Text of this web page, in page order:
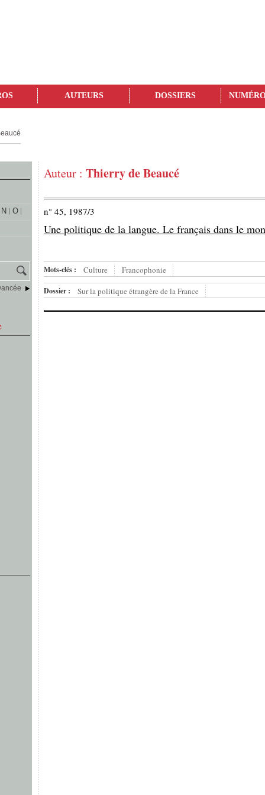
AUTEURS DOSSIERS
N
O
Auteur : Thierry de Beaucé
n° 45, 1987/3
Une politique de la langue. Le français dans le
Mots-clés : Culture Francophonie
Dossier : Sur la politique étrangère de la France